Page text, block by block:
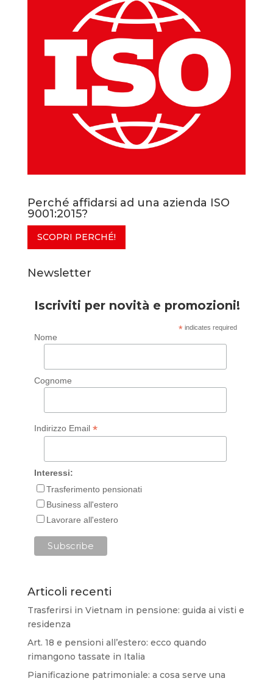
Perché affidarsi ad una azienda ISO
9001:2015?
SCOPRI PERCHÉ!
Newsletter
Iscriviti per novità e promozioni!
* indicates required
Nome
Cognome
Indirizzo Email *
Interessi:
Trasferimento pensionati
Business all'estero
Lavorare all'estero
Articoli recenti
Trasferirsi in Vietnam in pensione: guida ai visti e
residenza
Art. 18 e pensioni all’estero: ecco quando
rimangono tassate in Italia
Pianificazione patrimoniale: a cosa serve una